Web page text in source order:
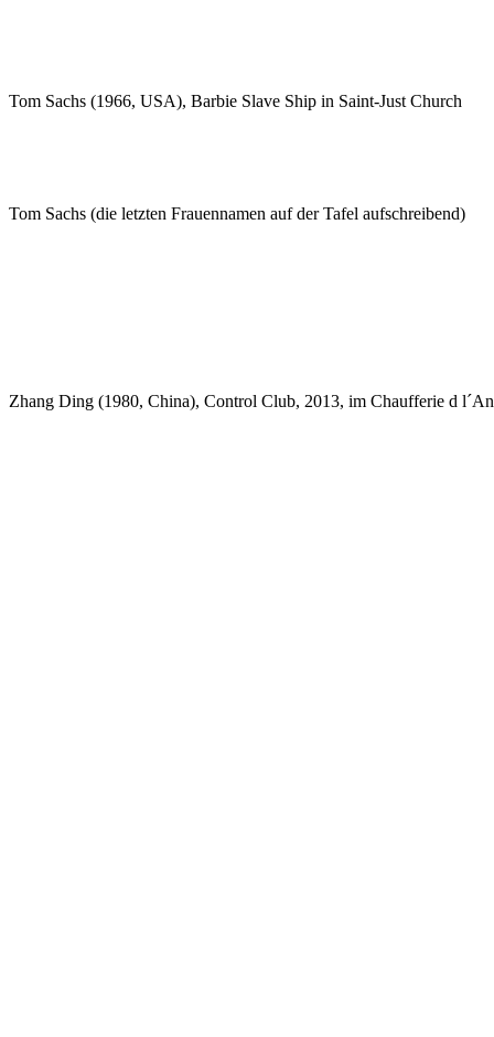
Tom Sachs (1966, USA), Barbie Slave Ship in Saint-Just Church
Tom Sachs (die letzten Frauennamen auf der Tafel aufschreibend)
Zhang Ding (1980, China), Control Club, 2013, im Chaufferie d